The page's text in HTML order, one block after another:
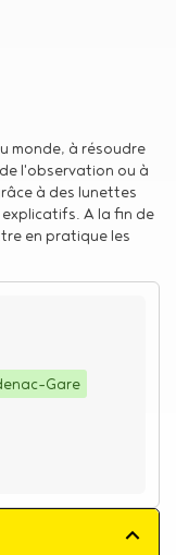
monde, à résoudre
l'observation ou à
à des lunettes
A la fin de
en pratique les
Gare